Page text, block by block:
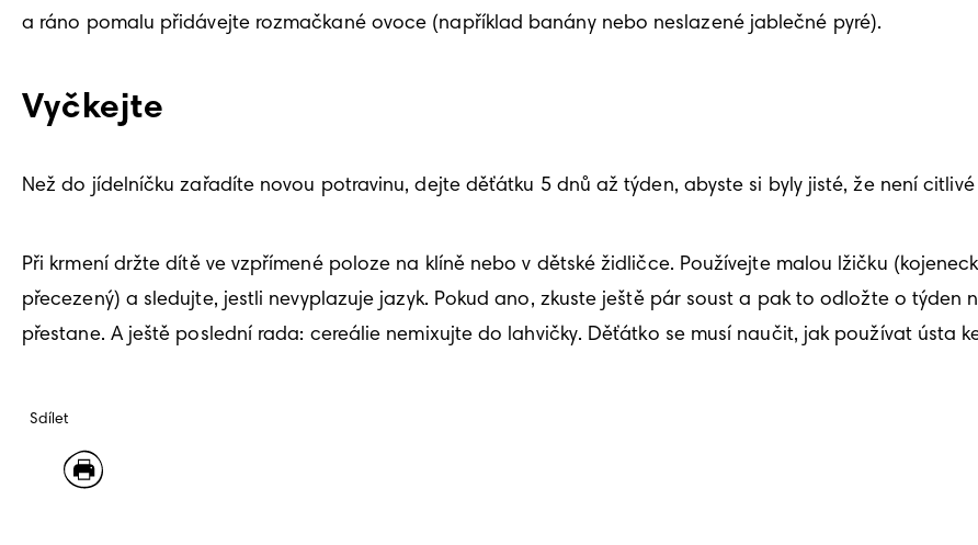
a ráno pomalu přidávejte rozmačkané ovoce (například banány nebo neslazené jablečné pyré).
Vyčkejte
Než do jídelníčku zařadíte novou potravinu, dejte děťátku 5 dnů až týden, abyste si byly jisté, že není
Při krmení držte dítě ve vzpřímené poloze na klíně nebo v dětské židličce. Používejte malou lžičku
přecezený) a sledujte, jestli nevyplazuje jazyk. Pokud ano, zkuste ještě pár soust a pak to odložte o týden
přestane. A ještě poslední rada: cereálie nemixujte do lahvičky. Děťátko se musí naučit, jak používat ústa
Sdílet